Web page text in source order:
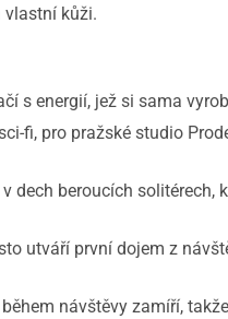
vlastní kůži.
s energií, jež si sama
fi, pro pražské studio
beroucích solitérech,
utváří první dojem z
návštěvy zamíří,